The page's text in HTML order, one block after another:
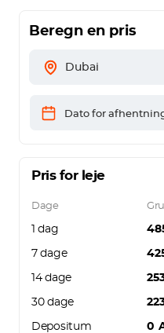
Beregn en pris
Dubai
Dato for
Pris for leje
Dage
1 dag
7 dage
14 dage
30 dage
Depositum 0